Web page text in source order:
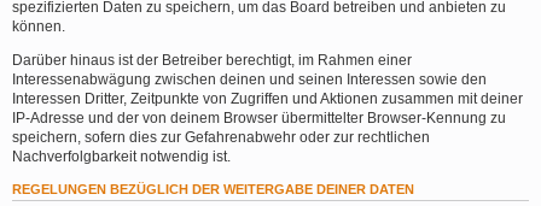
spezifizierten Daten zu speichern, um das Board betreiben und anbieten zu
können.
Darüber hinaus ist der Betreiber berechtigt, im Rahmen einer
Interessenabwägung zwischen deinen und seinen Interessen sowie den
Interessen Dritter, Zeitpunkte von Zugriffen und Aktionen zusammen mit deiner
IP-Adresse und der von deinem Browser übermittelter Browser-Kennung zu
speichern, sofern dies zur Gefahrenabwehr oder zur rechtlichen
Nachverfolgbarkeit notwendig ist.
REGELUNGEN BEZÜGLICH DER WEITERGABE DEINER DATEN